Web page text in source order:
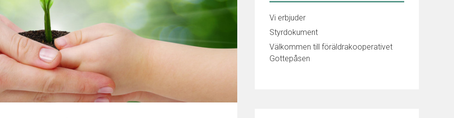
Vi erbjuder
Styrdokument
Välkommen till föräldrakooperativet
Gottepåsen